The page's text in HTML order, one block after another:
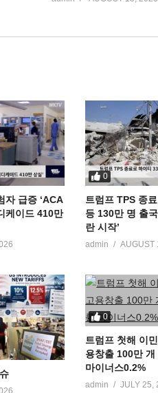
자 급증 ‘ACA
케이드 410만
0
트럼프 TPS 종
등 130만 명 출
란 시작’
admin AUGUST
0
트럼프 첫해 이
용창출 100만
마이너스0.2%
admin JULY 25,